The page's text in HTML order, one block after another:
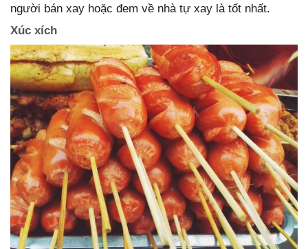
người bán xay hoặc đem về nhà tự xay là tốt nhất.
Xúc xích